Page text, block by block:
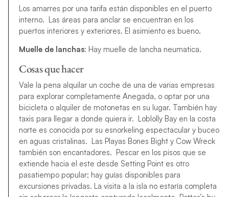
Los amarres por una tarifa están disponibles en el puerto
interno. Las áreas para anclar se encuentran en los
puertos interiores y exteriores. El asimiento es bueno.
Muelle de lanchas: Hay muelle de lancha neumatica.
Cosas que hacer
Vale la pena alquilar un coche de una de varias empresas
para explorar completamente Anegada, o optar por una
bicicleta o alquiler de motonetas en su lugar. También hay
taxis para llegar a donde quiera ir. Loblolly Bay en la costa
norte es conocida por su esnorkeling espectacular y buceo
en aguas cristalinas. Las Playas Bones Bight y Cow Wreck
también son encantadores. Pescar en los pisos que se
extiende hacia el este desde Setting Point es otro
pasatiempo popular; hay guías disponibles para
excursiones privadas. La visita a la isla no estaría completa